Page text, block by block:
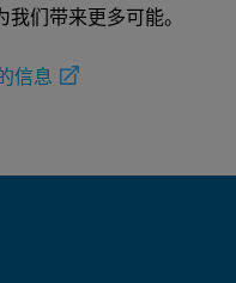
们带来更多可能。
信息